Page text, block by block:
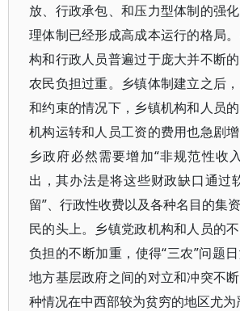
放、行政承包、和压力型体制的强
理体制已经形成高成本运行的格局
构和行政人员普遍过于庞大并不断
农民负担过重。乡镇体制建立之后
和约束的情况下，乡镇机构和人员
机构运转和人员工资的费用也急剧
乡政府必然需要增加“非规范性收
出，其办法是将这些财政缺口通过
留”、行政性收费以及各种名目的集
民的头上。乡镇党政机构和人员的
负担的不断加重，使得“三农”问题
地方基层政府之间的对立和冲突不
种情况在中西部较为贫穷的地区尤为